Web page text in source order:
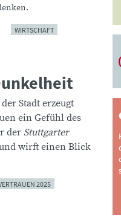
WIRTSCHAFT
Stadt erzeugt
ein Gefühl des
der Stuttgarter
wirft einen Blick
2025